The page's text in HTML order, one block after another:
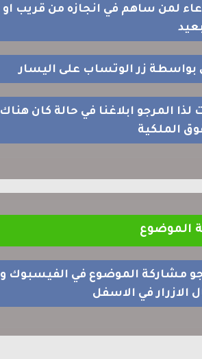
لمن ساهم في انجازه من قريب او
بواسطة زر الوتساب على اليسار
لذا المرجو ابلاغنا في حالة كان هناك
الملكية
الموضوع
مشاركة الموضوع في الفيسبوك و
الازرار في الاسفل